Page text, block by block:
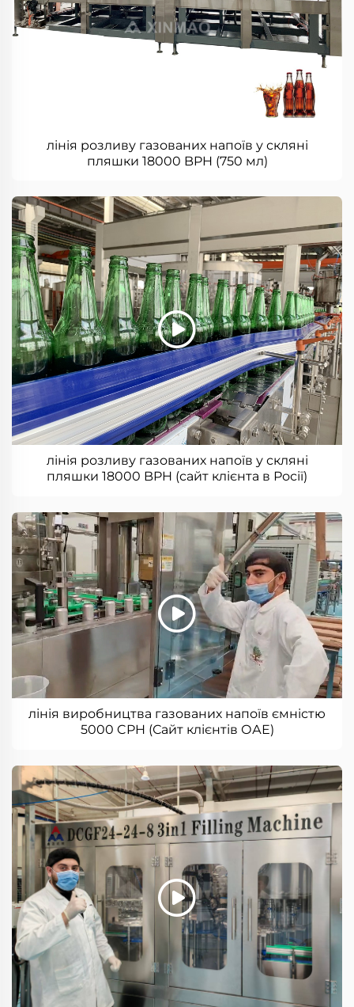
лінія розливу газованих напоїв у скляні
пляшки 18000 BPH (750 мл)
лінія розливу газованих напоїв у скляні
пляшки 18000 BPH (сайт клієнта в Росії)
лінія виробництва газованих напоїв ємністю
5000 CPH (Сайт клієнтів ОАЕ)